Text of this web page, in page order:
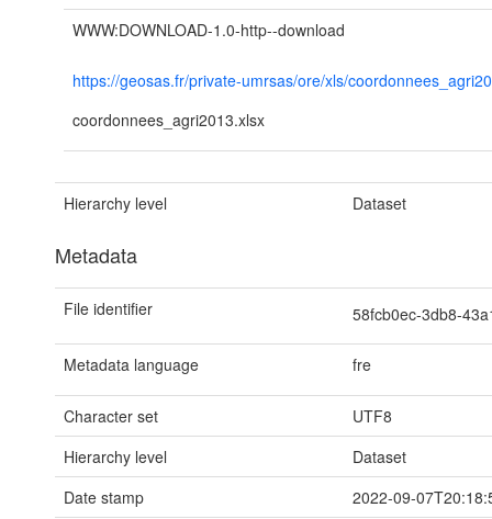
WWW:DOWNLOAD-1.0-http--download
https://geosas.fr/private-umrsas/ore/xls/
coordonnees_agri2013.xlsx
Hierarchy level Dataset
Metadata
File identifier 58fcb0ec-3db8-
Metadata language fre
Character set
UTF8
Hierarchy level
Dataset
Date stamp
2022-09-